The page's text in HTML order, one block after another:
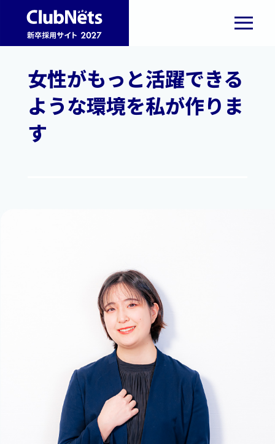
女性がもっと活躍できる
ような環境を私が作りま
す